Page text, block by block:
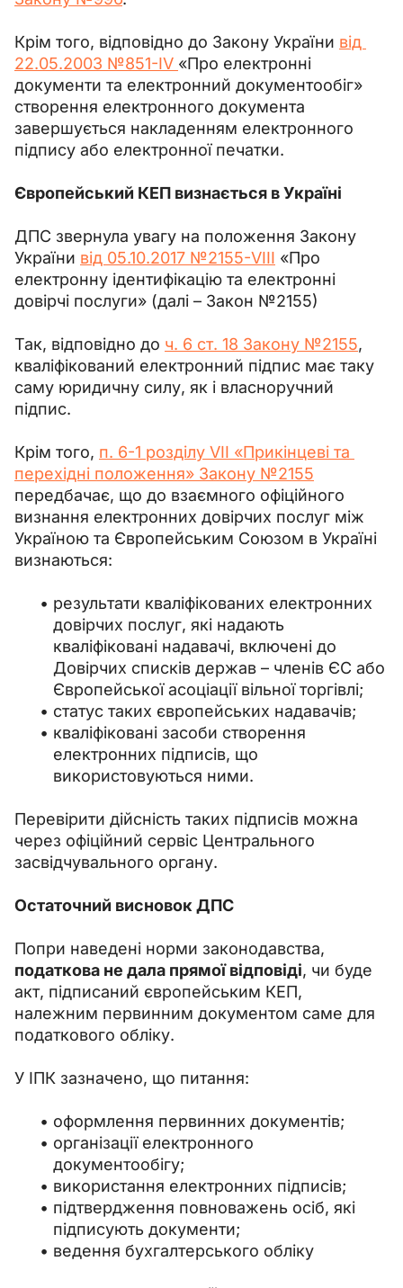
Крім того, відповідно до Закону України від
22.05.2003 №851-IV «Про електронні
документи та електронний документообіг»
створення електронного документа
завершується накладенням електронного
підпису або електронної печатки.
Європейський КЕП визнається в Україні
ДПС звернула увагу на положення Закону
України від 05.10.2017 №2155-VIII «Про
електронну ідентифікацію та електронні
довірчі послуги» (далі – Закон №2155)
Так, відповідно до ч. 6 ст. 18 Закону №2155,
кваліфікований електронний підпис має таку
саму юридичну силу, як і власноручний
підпис.
Крім того, п. 6-1 розділу VII «Прикінцеві та
перехідні положення» Закону №2155
передбачає, що до взаємного офіційного
визнання електронних довірчих послуг між
Україною та Європейським Союзом в Україні
визнаються:
результати кваліфікованих електронних
довірчих послуг, які надають
кваліфіковані надавачі, включені до
Довірчих списків держав – членів ЄС або
Європейської асоціації вільної торгівлі;
статус таких європейських надавачів;
кваліфіковані засоби створення
електронних підписів, що
використовуються ними.
Перевірити дійсність таких підписів можна
через офіційний сервіс Центрального
засвідчувального органу.
Остаточний висновок ДПС
Попри наведені норми законодавства,
податкова не дала прямої відповіді, чи буде
акт, підписаний європейським КЕП,
належним первинним документом саме для
податкового обліку.
У ІПК зазначено, що питання:
оформлення первинних документів;
організації електронного
документообігу;
використання електронних підписів;
підтвердження повноважень осіб, які
підписують документи;
ведення бухгалтерського обліку